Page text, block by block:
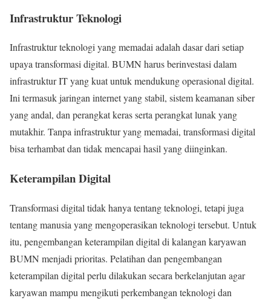
Infrastruktur Teknologi
Infrastruktur teknologi yang memadai adalah dasar dari setiap
upaya transformasi digital. BUMN harus berinvestasi dalam
infrastruktur IT yang kuat untuk mendukung operasional digital.
Ini termasuk jaringan internet yang stabil, sistem keamanan siber
yang andal, dan perangkat keras serta perangkat lunak yang
mutakhir. Tanpa infrastruktur yang memadai, transformasi digital
bisa terhambat dan tidak mencapai hasil yang diinginkan.
Keterampilan Digital
Transformasi digital tidak hanya tentang teknologi, tetapi juga
tentang manusia yang mengoperasikan teknologi tersebut. Untuk
itu, pengembangan keterampilan digital di kalangan karyawan
BUMN menjadi prioritas. Pelatihan dan pengembangan
keterampilan digital perlu dilakukan secara berkelanjutan agar
karyawan mampu mengikuti perkembangan teknologi dan